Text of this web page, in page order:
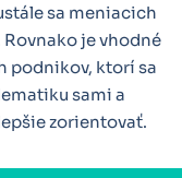
sa meniacich
je vhodné
podnikov, ktorí sa
sami a
zorientovať.